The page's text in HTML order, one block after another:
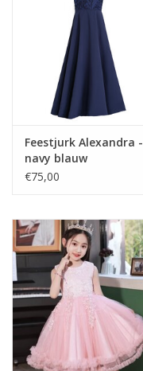
Feestjurk Alexandra -
navy blauw
€75,00